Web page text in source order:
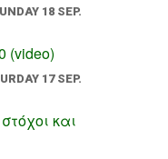
18 SEP.
(video)
17 SEP.
και